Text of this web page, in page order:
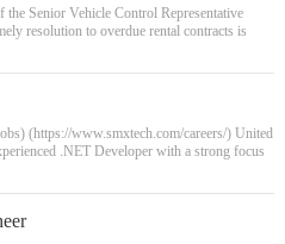
Senior Vehicle Control Representative
resolution to overdue rental contracts is
(https://www.smxtech.com/careers/) United
.NET Developer with a strong focus